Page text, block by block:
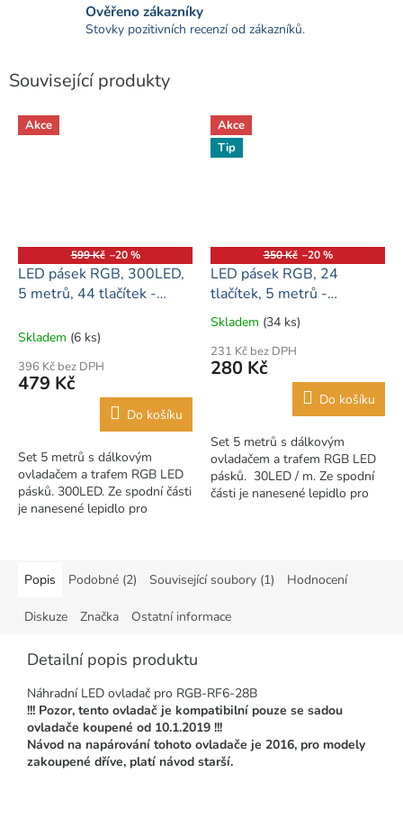
Ověřeno zákazníky
Stovky pozitivních recenzí od zákazníků.
Související produkty
Akce
599 Kč –20 %
LED pásek RGB, 300LED,
5 metrů, 44 tlačítek -
Skladem (6 ks)
396 Kč bez DPH
479 Kč
Do košíku
Set 5 metrů s dálkovým
ovladačem a trafem RGB LED
pásků. 300LED. Ze spodní části
je nanesené lepidlo pro
Akce
Tip
350 Kč –20 %
LED pásek RGB, 24
tlačítek, 5 metrů -
kompletní sada
Průměrné
produktu
je
hvězdiček.
Skladem (34 ks)
231 Kč bez DPH
280 Kč
Do košíku
Set 5 metrů s dálkovým
ovladačem a trafem RGB LED
pásků. 30LED / m. Ze spodní
části je nanesené lepidlo pro
Popis Podobné (2) Související soubory (1) Hodnocení
Diskuze Značka Ostatní informace
Detailní popis produktu
Náhradní LED ovladač pro RGB-RF6-28B
!!! Pozor, tento ovladač je kompatibilní pouze se sadou
ovladače koupené od 10.1.2019 !!!
Návod na napárování tohoto ovladače je 2016, pro modely
zakoupené dříve, platí návod starší.